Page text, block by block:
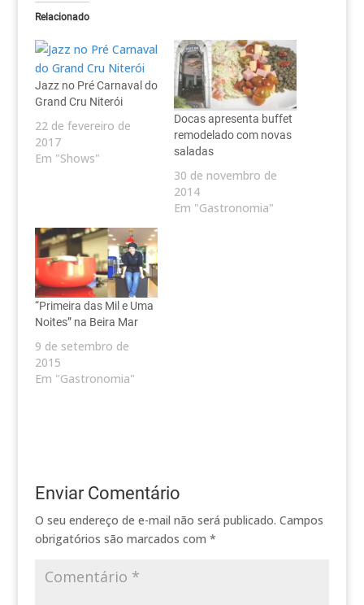
Relacionado
Jazz no Pré Carnaval do
Grand Cru Niterói
22 de fevereiro de
2017
Em "Shows"
Docas apresenta buffet
remodelado com novas
saladas
30 de novembro de
2014
Em "Gastronomia"
“Primeira das Mil e Uma
Noites” na Beira Mar
9 de setembro de
2015
Em "Gastronomia"
Enviar Comentário
O seu endereço de e-mail não será publicado. Campos
obrigatórios são marcados com *